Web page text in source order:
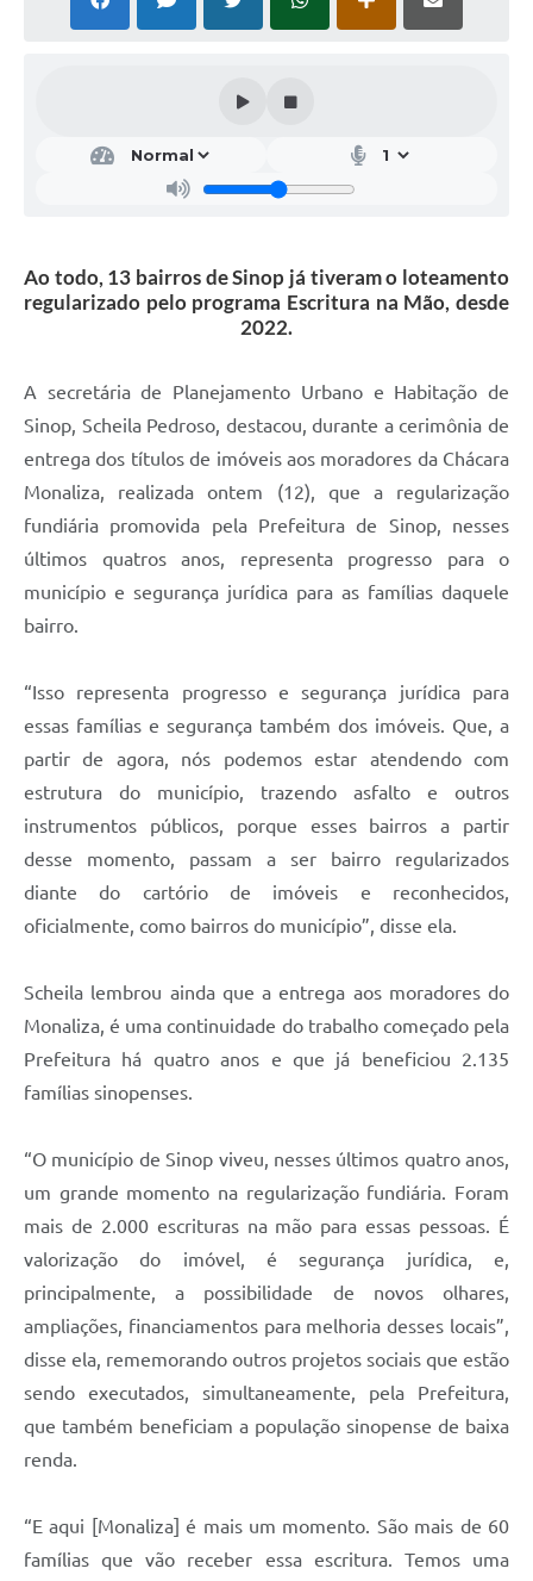
Ao todo, 13 bairros de Sinop já tiveram o loteamento
regularizado pelo programa Escritura na Mão, desde
2022.
A secretária de Planejamento Urbano e Habitação de
Sinop, Scheila Pedroso, destacou, durante a cerimônia de
entrega dos títulos de imóveis aos moradores da Chácara
Monaliza, realizada ontem (12), que a regularização
fundiária promovida pela Prefeitura de Sinop, nesses
últimos quatros anos, representa progresso para o
município e segurança jurídica para as famílias daquele
bairro.
“Isso representa progresso e segurança jurídica para
essas famílias e segurança também dos imóveis. Que, a
partir de agora, nós podemos estar atendendo com
estrutura do município, trazendo asfalto e outros
instrumentos públicos, porque esses bairros a partir
desse momento, passam a ser bairro regularizados
diante do cartório de imóveis e reconhecidos,
oficialmente, como bairros do município”, disse ela.
Scheila lembrou ainda que a entrega aos moradores do
Monaliza, é uma continuidade do trabalho começado pela
Prefeitura há quatro anos e que já beneficiou 2.135
famílias sinopenses.
“O município de Sinop viveu, nesses últimos quatro anos,
um grande momento na regularização fundiária. Foram
mais de 2.000 escrituras na mão para essas pessoas. É
valorização do imóvel, é segurança jurídica, e,
principalmente, a possibilidade de novos olhares,
ampliações, financiamentos para melhoria desses locais”,
disse ela, rememorando outros projetos sociais que estão
sendo executados, simultaneamente, pela Prefeitura,
que também beneficiam a população sinopense de baixa
renda.
“E aqui [Monaliza] é mais um momento. São mais de 60
famílias que vão receber essa escritura. Temos uma